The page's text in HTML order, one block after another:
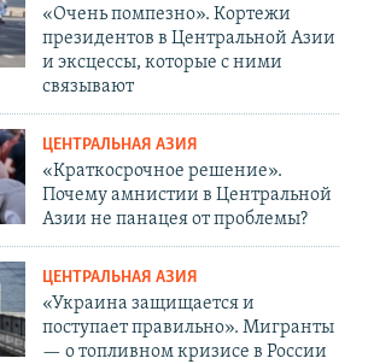
«Очень помпезно». Кортежи
президентов в Центральной Азии
и эксцессы, которые с ними
связывают
ЦЕНТРАЛЬНАЯ АЗИЯ
«Краткосрочное решение».
Почему амнистии в Центральной
Азии не панацея от проблемы?
ЦЕНТРАЛЬНАЯ АЗИЯ
«Украина защищается и
поступает правильно». Мигранты
— о топливном кризисе в России